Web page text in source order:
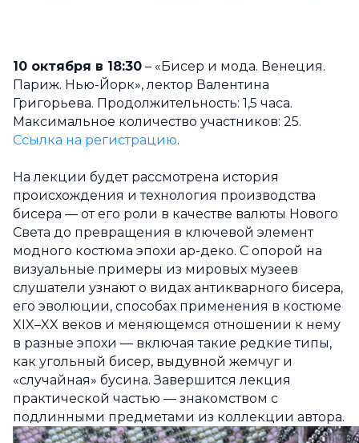
10 октября в 18:30 – «Бисер и мода. Венеция.
Париж. Нью-Йорк», лектор Валентина
Григорьева. Продолжительность: 1,5 часа.
Максимальное количество участников: 25.
Ссылка на регистрацию.
На лекции будет рассмотрена история
происхождения и технология производства
бисера — от его роли в качестве валюты Нового
Света до превращения в ключевой элемент
модного костюма эпохи ар-деко. С опорой на
визуальные примеры из мировых музеев
слушатели узнают о видах антикварного бисера,
его эволюции, способах применения в костюме
XIX–XX веков и меняющемся отношении к нему
в разные эпохи — включая такие редкие типы,
как угольный бисер, выдувной жемчуг и
«случайная» бусина. Завершится лекция
практической частью — знакомством с
подлинными предметами из коллекции автора.